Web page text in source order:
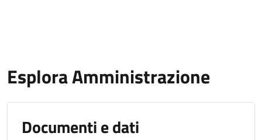
Esplora Amministrazione
Documenti e dati